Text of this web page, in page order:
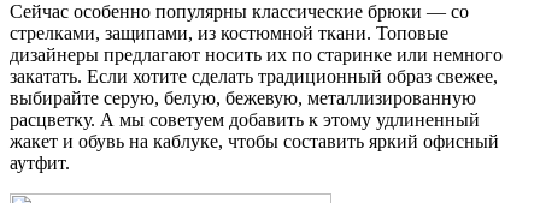
Сейчас особенно популярны классические брюки — со
стрелками, защипами, из костюмной ткани. Топовые
дизайнеры предлагают носить их по старинке или немного
закатать. Если хотите сделать традиционный образ свежее,
выбирайте серую, белую, бежевую, металлизированную
расцветку. А мы советуем добавить к этому удлиненный
жакет и обувь на каблуке, чтобы составить яркий офисный
аутфит.